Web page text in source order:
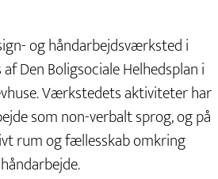
og håndarbejdsværksted i
Den Boligsociale Helhedsplan i
Værkstedets aktiviteter har
som non-verbalt sprog, og på
rum og fællesskab omkring
håndarbejde.